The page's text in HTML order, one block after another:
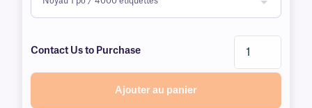
Contact Us to Purchase
Ajouter au panier